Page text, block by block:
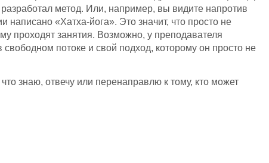
метод. Или, например, вы видите напротив
написано «Хатха-йога». Это значит, что просто не
проходят занятия. Возможно, у преподавателя
потоке и свой подход, которому он просто не
знаю, отвечу или перенаправлю к тому, кто может